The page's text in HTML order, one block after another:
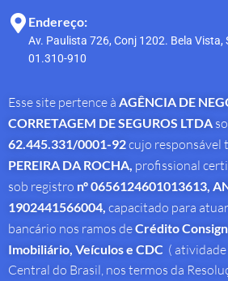
Endereço:
Av. Paulista 726, Conj 1202. Bela Vista,
01.310-910
Esse site pertence à AGÊNCIA DE
CORRETAGEM DE SEGUROS LTDA
62.445.331/0001-92cujo responsável
PEREIRA DA ROCHA profissional
sob registro nº 0656124601013613,
1902441566004, capacitado para
bancário nos ramos deCrédito
Imobiliário, Veículos e CDC (
Central do Brasil, nos termos da